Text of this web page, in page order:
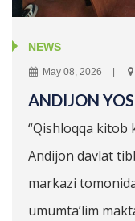
NEWS
May 08, 2026
ANDIJON
“Qishloqqa kitob
Andijon davlat
markazi
umumta’lim